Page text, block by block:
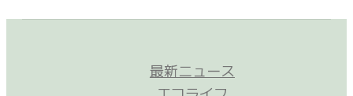
最新ニュース